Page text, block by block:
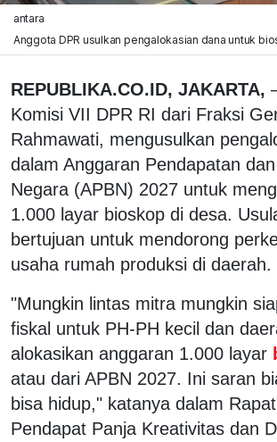
antara
Anggota DPR usulkan pengalokasian dana untuk
REPUBLIKA.CO.ID, JAKARTA,
Komisi VII DPR RI dari Fraksi
Rahmawati, mengusulkan
dalam Anggaran Pendapatan
Negara (APBN) 2027 untuk
1.000 layar bioskop di desa.
bertujuan untuk mendorong
usaha rumah produksi di daerah.
"Mungkin lintas mitra mungkin
fiskal untuk PH-PH kecil dan
alokasikan anggaran 1.000 layar
atau dari APBN 2027. Ini saran
bisa hidup," katanya dalam
Pendapat Panja Kreativitas dan